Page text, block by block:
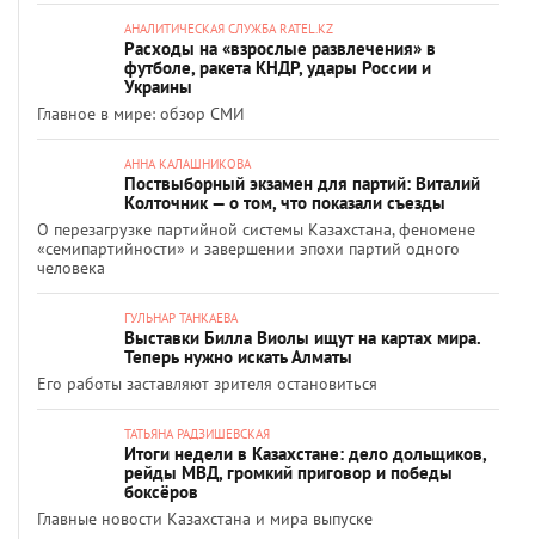
АНАЛИТИЧЕСКАЯ СЛУЖБА RATEL.KZ
Расходы на «взрослые развлечения» в
футболе, ракета КНДР, удары России и
Украины
Главное в мире: обзор СМИ
АННА КАЛАШНИКОВА
Поствыборный экзамен для партий: Виталий
Колточник — о том, что показали съезды
О перезагрузке партийной системы Казахстана, феномене
«семипартийности» и завершении эпохи партий одного
человека
ГУЛЬНАР ТАНКАЕВА
Выставки Билла Виолы ищут на картах мира.
Теперь нужно искать Алматы
Его работы заставляют зрителя остановиться
ТАТЬЯНА РАДЗИШЕВСКАЯ
Итоги недели в Казахстане: дело дольщиков,
рейды МВД, громкий приговор и победы
боксёров
Главные новости Казахстана и мира выпуске